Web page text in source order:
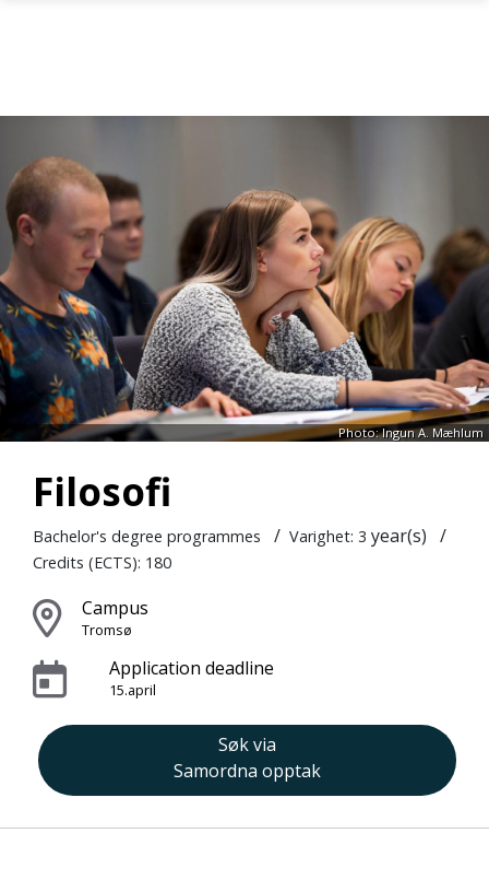
Skip to main content
Photo: Ingun A. Mæhlum
Filosofi
Bachelor's degree programmes / Varighet: 3 year(s) /
Credits (ECTS): 180
Campus
Tromsø
Application deadline
15.april
Søk via
Samordna opptak